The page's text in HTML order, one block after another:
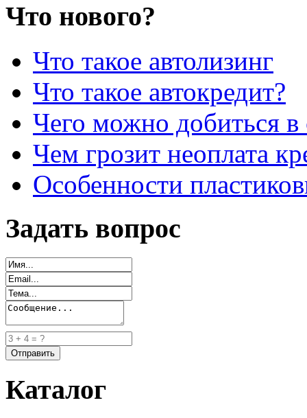
Что нового?
Что такое автолизинг
Что такое автокредит?
Чего можно добиться в
Чем грозит неоплата
Особенности
Задать вопрос
Каталог